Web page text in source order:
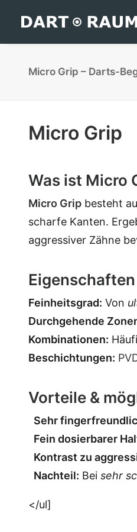
Micro Grip – Darts-
Micro Grip
Was ist Micro
Micro Grip besteht
scharfe Kanten.
aggressiver Zähne
Feinheitsgrad: Von
Durchgehende
Kombinationen:
Beschichtungen:
Vorteile &
Sehr
Fein dosierbarer
Kontrast zu
Nachteil: Bei sehr
</ul]